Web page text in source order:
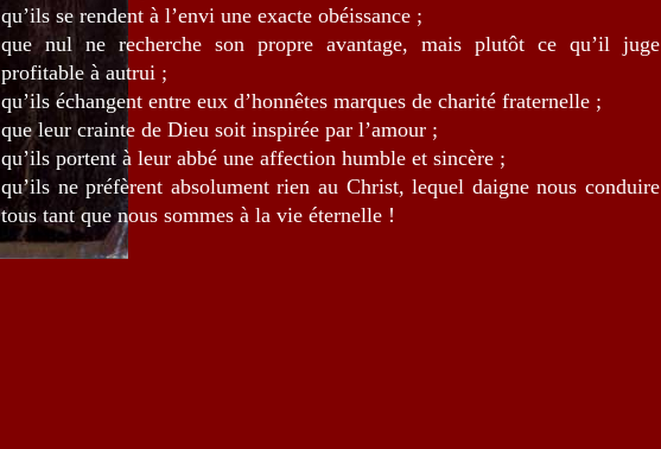
qu’ils se rendent à l’envi une exacte obéissance ;
que nul ne recherche son propre avantage, mais plutôt ce qu’il juge
profitable à autrui ;
qu’ils échangent entre eux d’honnêtes marques de charité fraternelle ;
que leur crainte de Dieu soit inspirée par l’amour ;
qu’ils portent à leur abbé une affection humble et sincère ;
qu’ils ne préfèrent absolument rien au Christ, lequel daigne nous conduire
tous tant que nous sommes à la vie éternelle !